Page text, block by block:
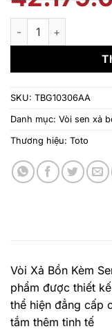
Vòi Xả Bồn Kèm
SKU: TBG10306AA
Danh mục: Vòi sen xả
Thương hiệu: Toto
Vòi Xả Bồn Kèm
phẩm được thiết
thể hiện đẳng cấp
tắm thêm tinh tế